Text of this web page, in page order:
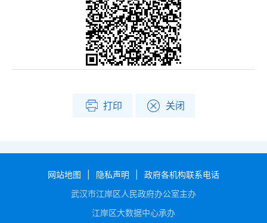
打印 关闭
网站地图 隐私声明
政府各机构联系电话
武汉市江岸区人民政府办公室主办
江岸区大数据中心承办